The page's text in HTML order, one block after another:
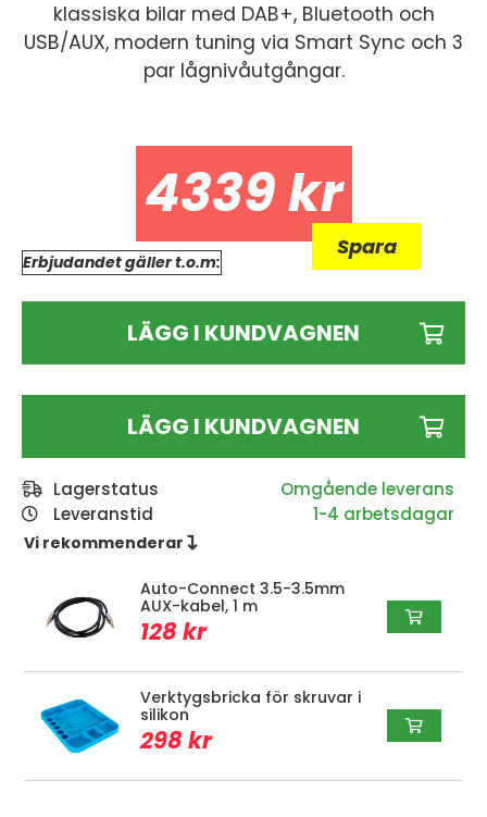
klassiska bilar med DAB+, Bluetooth och
USB/AUX, modern tuning via Smart Sync och 3
par lågnivåutgångar.
4339kr
Spara
Erbjudandet gäller t.o.m:
LÄGG I KUNDVAGNEN
LÄGG I KUNDVAGNEN
Lagerstatus
Leveranstid
1-4 arbetsdagar
Vi rekommenderar 
Auto-Connect 3.5-3.5mm
AUX-kabel, 1 m
128 kr
Verktygsbricka för skruvar i
silikon
298 kr